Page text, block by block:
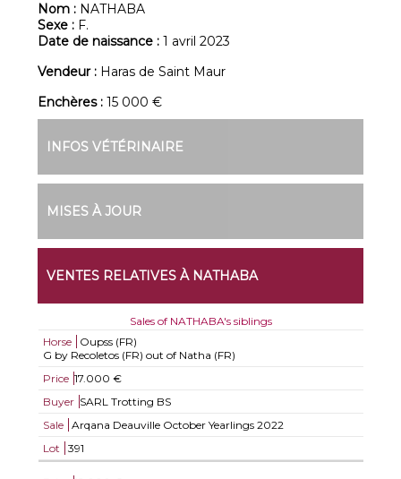
Nom : NATHABA
Sexe : F.
Date de naissance :1 avril 2023
Vendeur : Haras de Saint Maur
Enchères :15 000 €
INFOS VÉTÉRINAIRE
MISES À JOUR
VENTES RELATIVES À NATHABA
Sales of NATHABA's siblings
Horse
Oupss (FR)
G by Recoletos (FR) out of Natha (FR)
Price 17.000 €
Buyer SARL Trotting BS
Sale
Arqana Deauville October Yearlings 2022
Lot
391